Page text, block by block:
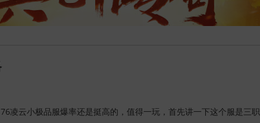
云小极品服爆率还是挺高的，值得一玩，首先讲一下这个服是三